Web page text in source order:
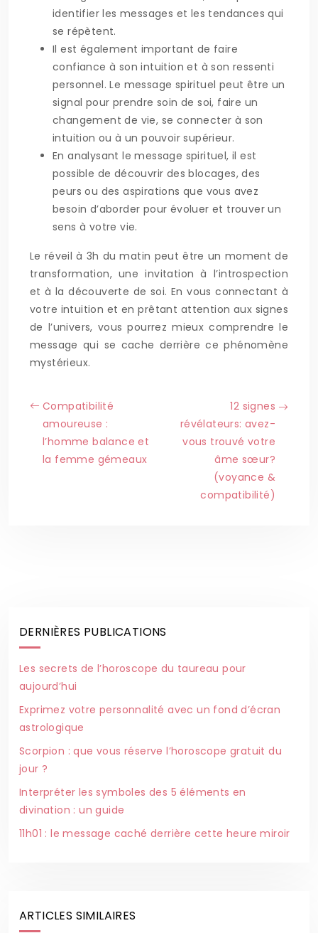
identifier les messages et les tendances qui
se répètent.
Il est également important de faire
confiance à son intuition et à son ressenti
personnel. Le message spirituel peut être un
signal pour prendre soin de soi, faire un
changement de vie, se connecter à son
intuition ou à un pouvoir supérieur.
En analysant le message spirituel, il est
possible de découvrir des blocages, des
peurs ou des aspirations que vous avez
besoin d’aborder pour évoluer et trouver un
sens à votre vie.
Le réveil à 3h du matin peut être un moment de
transformation, une invitation à l’introspection
et à la découverte de soi. En vous connectant à
votre intuition et en prêtant attention aux signes
de l’univers, vous pourrez mieux comprendre le
message qui se cache derrière ce phénomène
mystérieux.
Compatibilité
amoureuse :
l’homme balance et
la femme gémeaux
12 signes
révélateurs: avez-
vous trouvé votre
âme sœur?
(voyance &
compatibilité)
DERNIÈRES PUBLICATIONS
Les secrets de l’horoscope du taureau pour
aujourd’hui
Exprimez votre personnalité avec un fond d’écran
astrologique
Scorpion : que vous réserve l’horoscope gratuit du
jour ?
Interpréter les symboles des 5 éléments en
divination : un guide
11h01 : le message caché derrière cette heure miroir
ARTICLES SIMILAIRES